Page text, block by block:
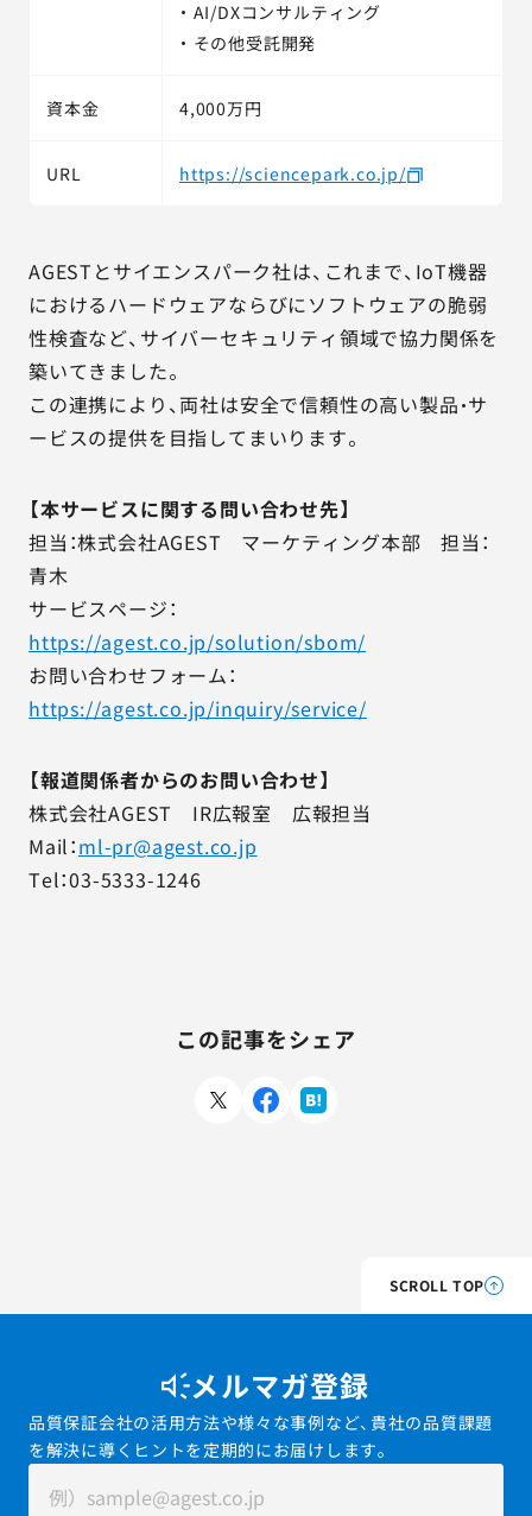
・ AI/DXコンサルティング
・ その他受託開発
資本金 4,000万円
URL https://sciencepark.co.jp/
AGESTとサイエンスパーク社は、これまで、IoT機器
におけるハードウェアならびにソフトウェアの脆弱
性検査など、サイバーセキュリティ領域で協力関係を
築いてきました。
この連携により、両社は安全で信頼性の高い製品・サ
ービスの提供を目指してまいります。
【本サービスに関する問い合わせ先】
担当：株式会社AGEST マーケティング本部 担当：
青木
サービスページ：
https://agest.co.jp/solution/sbom/
お問い合わせフォーム：
https://agest.co.jp/inquiry/service/
【報道関係者からのお問い合わせ】
株式会社AGEST IR広報室 広報担当
Mail：ml-pr@agest.co.jp
Tel：03-5333-1246
この記事をシェア
SCROLL TOP
メルマガ登録
品質保証会社の活用方法や様々な事例など、貴社の品質課題
を解決に導くヒントを定期的にお届けします。